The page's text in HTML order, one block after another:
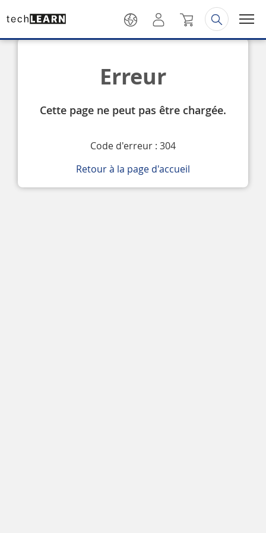
Erreur
Cette page ne peut pas être chargée.
Code d'erreur : 304
Retour à la page d'accueil